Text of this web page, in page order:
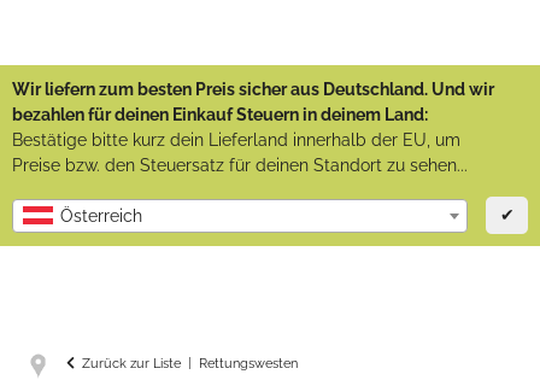
Wir liefern zum besten Preis sicher aus Deutschland. Und wir
bezahlen für deinen Einkauf Steuern in deinem Land:
Bestätige bitte kurz dein Lieferland innerhalb der EU, um
Preise bzw. den Steuersatz für deinen Standort zu sehen...
Österreich ✔
Zurück zur Liste Rettungswesten